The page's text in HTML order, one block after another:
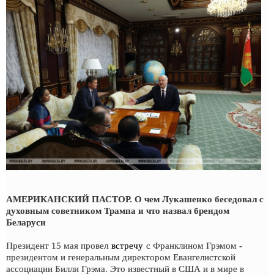
АМЕРИКАНСКИЙ ПАСТОР. О чем Лукашенко беседовал с
духовным советником Трампа и что назвал брендом
Беларуси
Президент 15 мая провел встречу с Франклином Грэмом -
президентом и генеральным директором Евангелистской
ассоциации Билли Грэма. Это известный в США и в мире в